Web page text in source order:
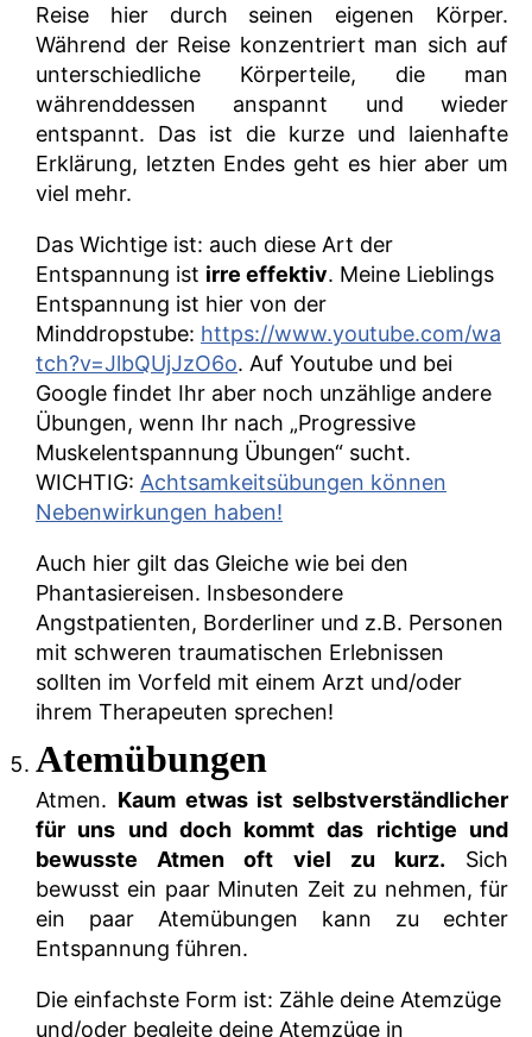
Reise hier durch seinen eigenen Körper.
Während der Reise konzentriert man sich auf
unterschiedliche Körperteile, die man
währenddessen anspannt und wieder
entspannt. Das ist die kurze und laienhafte
Erklärung, letzten Endes geht es hier aber um
viel mehr.
Das Wichtige ist: auch diese Art der
Entspannung ist irre effektiv. Meine Lieblings
Entspannung ist hier von der
Minddropstube: https://www.youtube.com/wa
tch?v=JlbQUjJzO6o. Auf Youtube und bei
Google findet Ihr aber noch unzählige andere
Übungen, wenn Ihr nach „Progressive
Muskelentspannung Übungen“ sucht.
WICHTIG: Achtsamkeitsübungen können
Nebenwirkungen haben!
Auch hier gilt das Gleiche wie bei den
Phantasiereisen. Insbesondere
Angstpatienten, Borderliner und z.B. Personen
mit schweren traumatischen Erlebnissen
sollten im Vorfeld mit einem Arzt und/oder
ihrem Therapeuten sprechen!
Atemübungen
Atmen. Kaum etwas ist selbstverständlicher
für uns und doch kommt das richtige und
bewusste Atmen oft viel zu kurz. Sich
bewusst ein paar Minuten Zeit zu nehmen, für
ein paar Atemübungen kann zu echter
Entspannung führen.
Die einfachste Form ist: Zähle deine Atemzüge
und/oder begleite deine Atemzüge in